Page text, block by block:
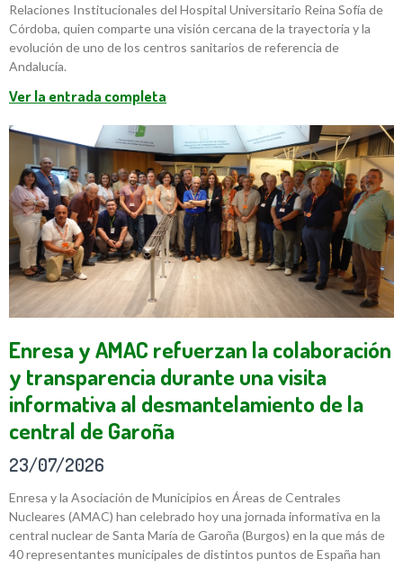
Relaciones Institucionales del Hospital Universitario Reina Sofía de
Córdoba, quien comparte una visión cercana de la trayectoria y la
evolución de uno de los centros sanitarios de referencia de
Andalucía.
Ver la entrada completa
Enresa y AMAC refuerzan la colaboración
y transparencia durante una visita
informativa al desmantelamiento de la
central de Garoña
23/07/2026
Enresa y la Asociación de Municipios en Áreas de Centrales
Nucleares (AMAC) han celebrado hoy una jornada informativa en la
central nuclear de Santa María de Garoña (Burgos) en la que más de
40 representantes municipales de distintos puntos de España han